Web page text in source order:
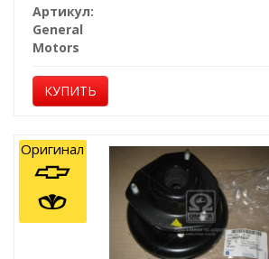
Артикул:
General
Motors
КУПИТЬ
Оригинал